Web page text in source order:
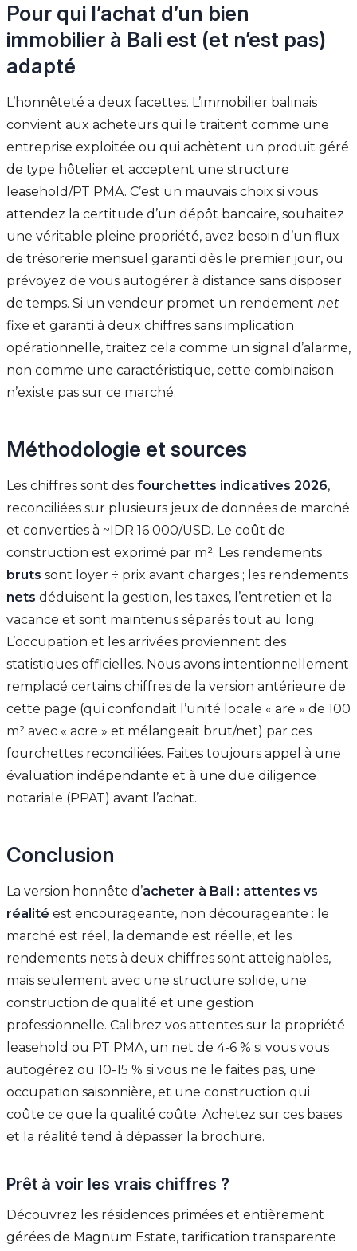
Pour qui l’achat d’un bien
immobilier à Bali est (et n’est pas)
adapté
L’honnêteté a deux facettes. L’immobilier balinais
convient aux acheteurs qui le traitent comme une
entreprise exploitée ou qui achètent un produit géré
de type hôtelier et acceptent une structure
leasehold/PT PMA. C’est un mauvais choix si vous
attendez la certitude d’un dépôt bancaire, souhaitez
une véritable pleine propriété, avez besoin d’un flux
de trésorerie mensuel garanti dès le premier jour, ou
prévoyez de vous autogérer à distance sans disposer
de temps. Si un vendeur promet un rendement net
fixe et garanti à deux chiffres sans implication
opérationnelle, traitez cela comme un signal d’alarme,
non comme une caractéristique, cette combinaison
n’existe pas sur ce marché.
Méthodologie et sources
Les chiffres sont des fourchettes indicatives 2026,
reconciliées sur plusieurs jeux de données de marché
et converties à ~IDR 16 000/USD. Le coût de
construction est exprimé par m². Les rendements
bruts sont loyer ÷ prix avant charges ; les rendements
nets déduisent la gestion, les taxes, l’entretien et la
vacance et sont maintenus séparés tout au long.
L’occupation et les arrivées proviennent des
statistiques officielles. Nous avons intentionnellement
remplacé certains chiffres de la version antérieure de
cette page (qui confondait l’unité locale « are » de 100
m² avec « acre » et mélangeait brut/net) par ces
fourchettes reconciliées. Faites toujours appel à une
évaluation indépendante et à une due diligence
notariale (PPAT) avant l’achat.
Conclusion
La version honnête d’acheter à Bali : attentes vs
réalité est encourageante, non décourageante : le
marché est réel, la demande est réelle, et les
rendements nets à deux chiffres sont atteignables,
mais seulement avec une structure solide, une
construction de qualité et une gestion
professionnelle. Calibrez vos attentes sur la propriété
leasehold ou PT PMA, un net de 4-6 % si vous vous
autogérez ou 10-15 % si vous ne le faites pas, une
occupation saisonnière, et une construction qui
coûte ce que la qualité coûte. Achetez sur ces bases
et la réalité tend à dépasser la brochure.
Prêt à voir les vrais chiffres ?
Découvrez les résidences primées et entièrement
gérées de Magnum Estate, tarification transparente